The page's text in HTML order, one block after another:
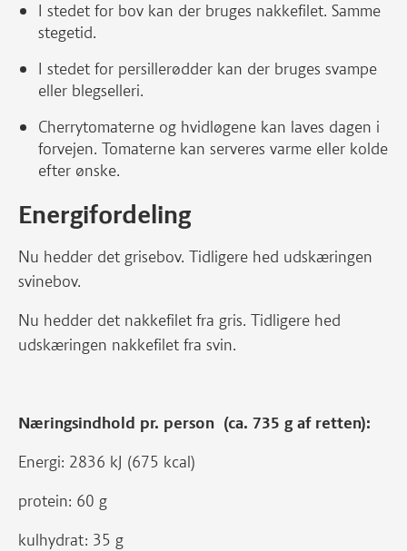
I stedet for bov kan der bruges nakkefilet. Samme
stegetid.
I stedet for persillerødder kan der bruges svampe
eller blegselleri.
Cherrytomaterne og hvidløgene kan laves dagen i
forvejen. Tomaterne kan serveres varme eller kolde
efter ønske.
Energifordeling
Nu hedder det grisebov. Tidligere hed udskæringen
svinebov.
Nu hedder det nakkefilet fra gris. Tidligere hed
udskæringen nakkefilet fra svin.
Næringsindhold pr. person (ca. 735 g af retten):
Energi: 2836 kJ (675 kcal)
protein: 60 g
kulhydrat: 35 g